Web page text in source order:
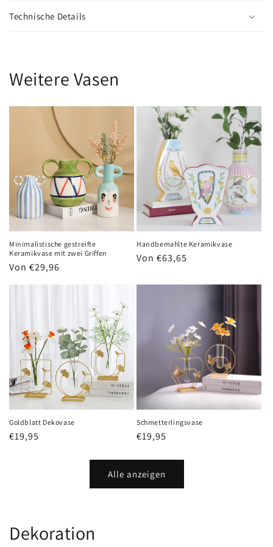
Technische Details
Weitere Vasen
Minimalistische gestreifte
Keramikvase mit zwei Griffen
Normaler
Von €29,96
Handbemahlte Keramikvase
Normaler
Von €63,65
Goldblatt Dekovase
Normaler
€19,95
Schmetterlingsvase
Normaler
€19,95
Alle anzeigen
Dekoration